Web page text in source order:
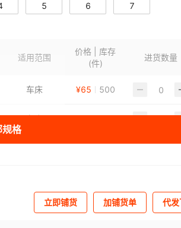
5 6 7
适用范围
价格 | 库存
(件)
进货数量
车床 ¥65 500
车床 ¥65 500
¥ 500
规格
立即铺货 加铺货单 代